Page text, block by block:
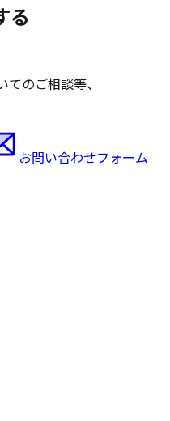
る
のご相談等、
お問い合わせフォーム